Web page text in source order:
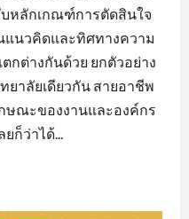
หลักเกณฑ์การตัดสินใจ
นวคิดและทิศทางความ
กต่างกันด้วย ยกตัวอย่าง
ยาลัยเดียวกัน สายอาชีพ
ษณะของงานและองค์กร
ก็ว่าได้...